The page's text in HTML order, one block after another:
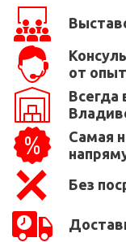
от
Всегда
Самая
Без